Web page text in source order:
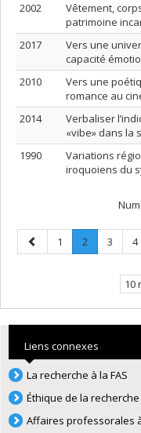
2002
Vêtement,
patrimoine
2017
Vers une
capacité
2010
Vers une
romance au
2014
Verbaliser
«vibe» dans la
1990
Variations
iroquoiens du
Previous
page
Page
1 Page
2
Current
Page
3 4
10
Liens connexes
La recherche à la FAS
Éthique de la recherche
Affaires professorales